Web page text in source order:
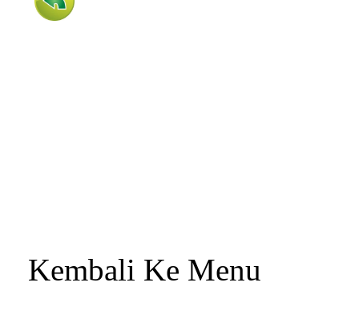
Kembali Ke Menu